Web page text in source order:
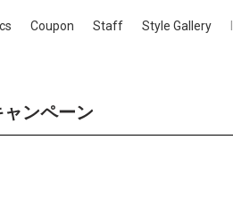
Coupon Staff Style Gallery
ンペーン